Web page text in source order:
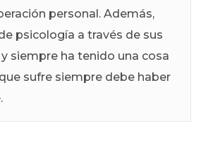
personal. Además,
psicología a través de sus
y siempre ha tenido una cosa
sufre siempre debe haber